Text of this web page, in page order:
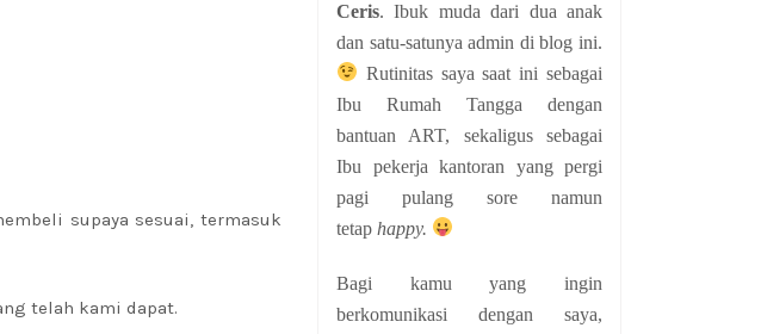
supaya sesuai, termasuk
telah kami dapat.
Ceris. Ibuk muda dari dua anak
dan satu-satunya admin di blog ini.
Rutinitas saya saat ini sebagai
Ibu Rumah Tangga dengan
bantuan ART, sekaligus sebagai
Ibu pekerja kantoran yang pergi
pagi pulang sore namun
tetap happy.
Bagi kamu yang ingin
berkomunikasi dengan saya,